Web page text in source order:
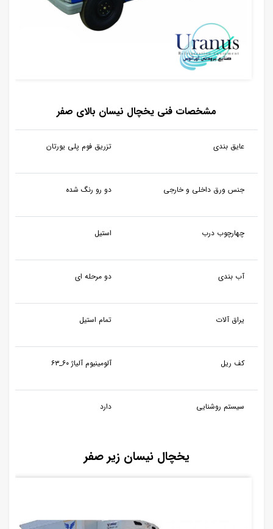
مشخصات فنی یخچال نیسان بالای صفر
عایق بندی تزریق فوم پلی یورتان
جنس ورق داخلی و خارجی دو رو رنگ شده
چهارچوب درب استیل
آب بندی دو مرحله ای
یراق آلات تمام استیل
کف ریل آلومینیوم آلیاژ ۶۰_۶۳
سیستم روشنایی دارد
یخچال نیسان زیر صفر